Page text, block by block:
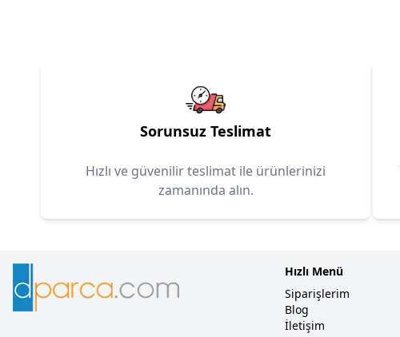
Sorunsuz Teslimat
Hızlı ve güvenilir teslimat ile ürünlerinizi
zamanında alın.
Hızlı Menü
Siparişlerim
Blog
İletişim